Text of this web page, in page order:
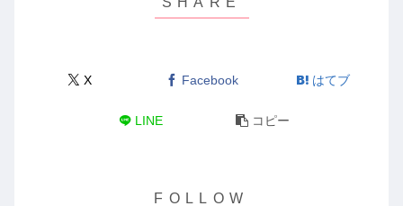
X Facebook はてブ
LINE コピー